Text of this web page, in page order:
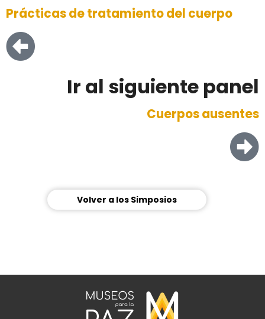
Prácticas de tratamiento del cuerpo
Ir al siguiente panel
Cuerpos ausentes
Volver a los Simposios